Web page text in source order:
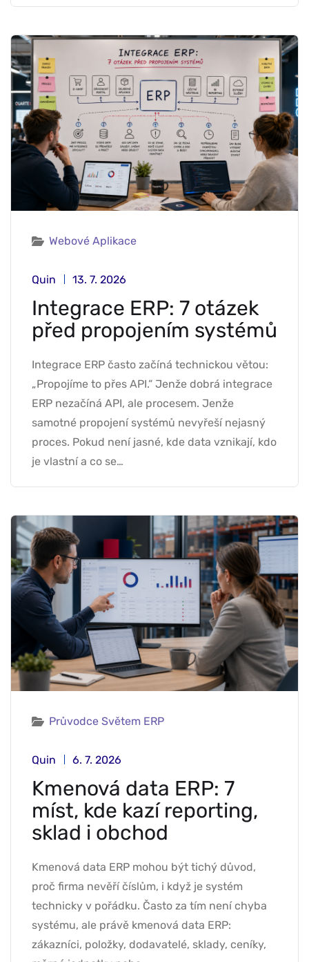
Webové Aplikace
Quin 13. 7. 2026
Integrace ERP: 7 otázek
před propojením systémů
Integrace ERP často začíná technickou větou:
„Propojíme to přes API.“ Jenže dobrá integrace
ERP nezačíná API, ale procesem. Jenže
samotné propojení systémů nevyřeší nejasný
proces. Pokud není jasné, kde data vznikají, kdo
je vlastní a co se…
Průvodce Světem ERP
Quin 6. 7. 2026
Kmenová data ERP: 7
míst, kde kazí reporting,
sklad i obchod
Kmenová data ERP mohou být tichý důvod,
proč firma nevěří číslům, i když je systém
technicky v pořádku. Často za tím není chyba
systému, ale právě kmenová data ERP:
zákazníci, položky, dodavatelé, sklady, ceníky,